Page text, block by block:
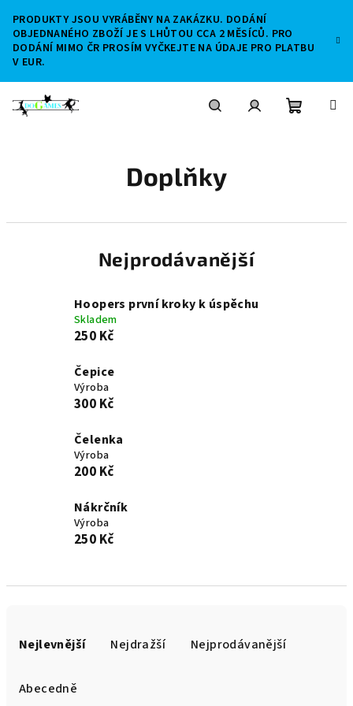
obsah
PRODUKTY JSOU VYRÁBĚNY NA ZAKÁZKU. DODÁNÍ
OBJEDNANÉHO ZBOŽÍ JE S LHŮTOU CCA 2 MĚSÍCŮ. PRO
DODÁNÍ MIMO ČR PROSÍM VYČKEJTE NA ÚDAJE PRO PLATBU
V EUR.
Doplňky
Nejprodávanější
Hoopers první kroky k úspěchu
Skladem
250 Kč
Čepice
Výroba
300 Kč
Čelenka
Výroba
200 Kč
Nákrčník
Výroba
250 Kč
Nejlevnější Nejdražší Nejprodávanější
Abecedně